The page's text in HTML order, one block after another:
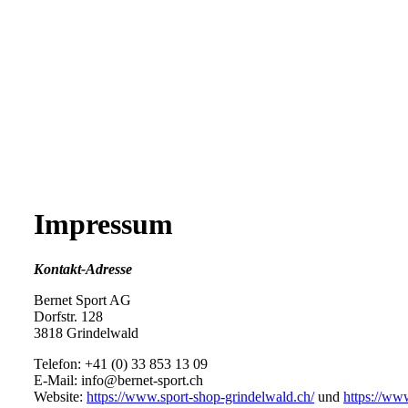
Impressum
Kontakt-Adresse
Bernet Sport AG
Dorfstr. 128
3818 Grindelwald
Telefon: +41 (0) 33 853 13 09
E-Mail: info@bernet-sport.ch
Website: https://www.sport-shop-grindelwald.ch/und https://